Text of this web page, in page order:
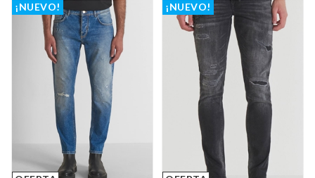
¡NUEVO! ¡NUEVO!